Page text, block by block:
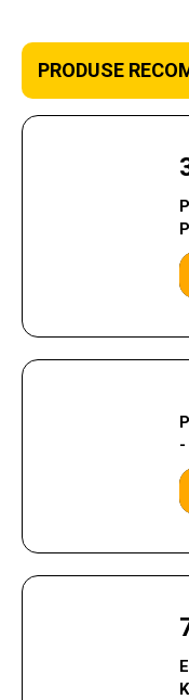
PRODUSE
-